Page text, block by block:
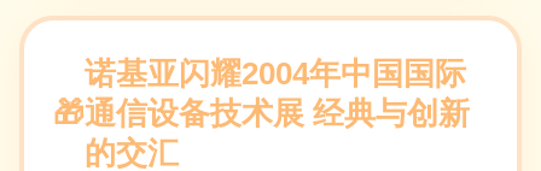
诺基亚闪耀2004年中国国际
通信设备技术展 经典与创新
的交汇